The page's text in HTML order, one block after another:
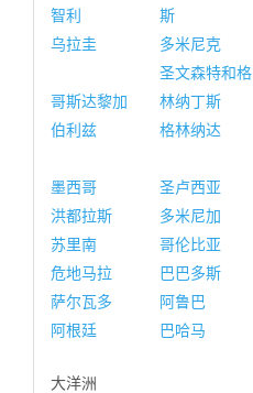
智利
斯
乌拉圭
多米尼克
哥斯达黎加
圣文森特和格
林纳丁斯
伯利兹
格林纳达
墨西哥 圣卢西亚
洪都拉斯
多米尼加
苏里南
哥伦比亚
危地马拉
巴巴多斯
萨尔瓦多
阿鲁巴
阿根廷
巴哈马
大洋洲